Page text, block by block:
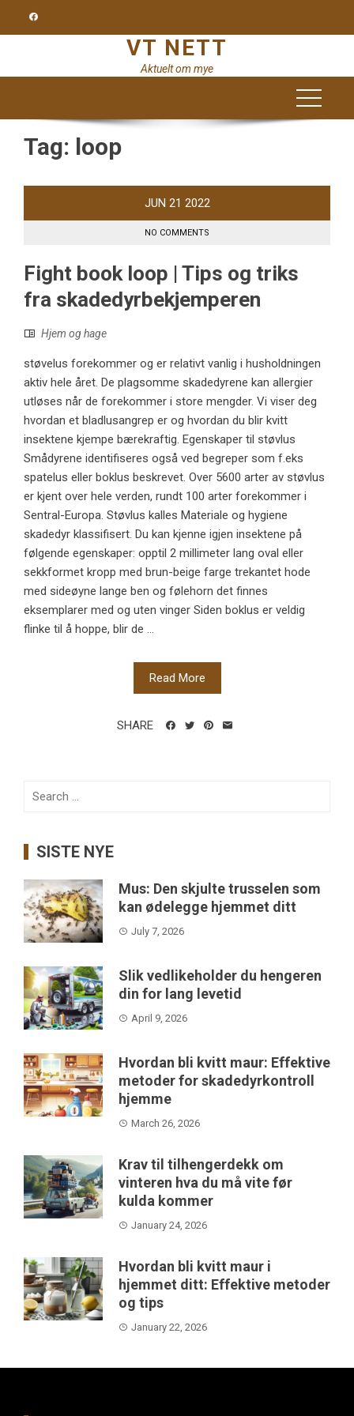
VT NETT
Aktuelt om mye
Tag: loop
JUN 21 2022
NO COMMENTS
Fight book loop | Tips og triks
fra skadedyrbekjemperen
Hjem og hage
støvelus forekommer og er relativt vanlig i husholdningen
aktiv hele året. De plagsomme skadedyrene kan allergier
utløses når de forekommer i store mengder. Vi viser deg
hvordan et bladlusangrep er og hvordan du blir kvitt
insektene kjempe bærekraftig. Egenskaper til støvlus
Smådyrene identifiseres også ved begreper som f.eks
spatelus eller boklus beskrevet. Over 5600 arter av støvlus
er kjent over hele verden, rundt 100 arter forekommer i
Sentral-Europa. Støvlus kalles Materiale og hygiene
skadedyr klassifisert. Du kan kjenne igjen insektene på
følgende egenskaper: opptil 2 millimeter lang oval eller
sekkformet kropp med brun-beige farge trekantet hode
med sideøyne lange ben og følehorn det finnes
eksemplarer med og uten vinger Siden boklus er veldig
flinke til å hoppe, blir de ...
Read More
SHARE
Search
SISTE NYE
Mus: Den skjulte trusselen som
kan ødelegge hjemmet ditt
July 7, 2026
Slik vedlikeholder du hengeren
din for lang levetid
April 9, 2026
Hvordan bli kvitt maur: Effektive
metoder for skadedyrkontroll
hjemme
March 26, 2026
Krav til tilhengerdekk om
vinteren hva du må vite før
kulda kommer
January 24, 2026
Hvordan bli kvitt maur i
hjemmet ditt: Effektive metoder
og tips
January 22, 2026